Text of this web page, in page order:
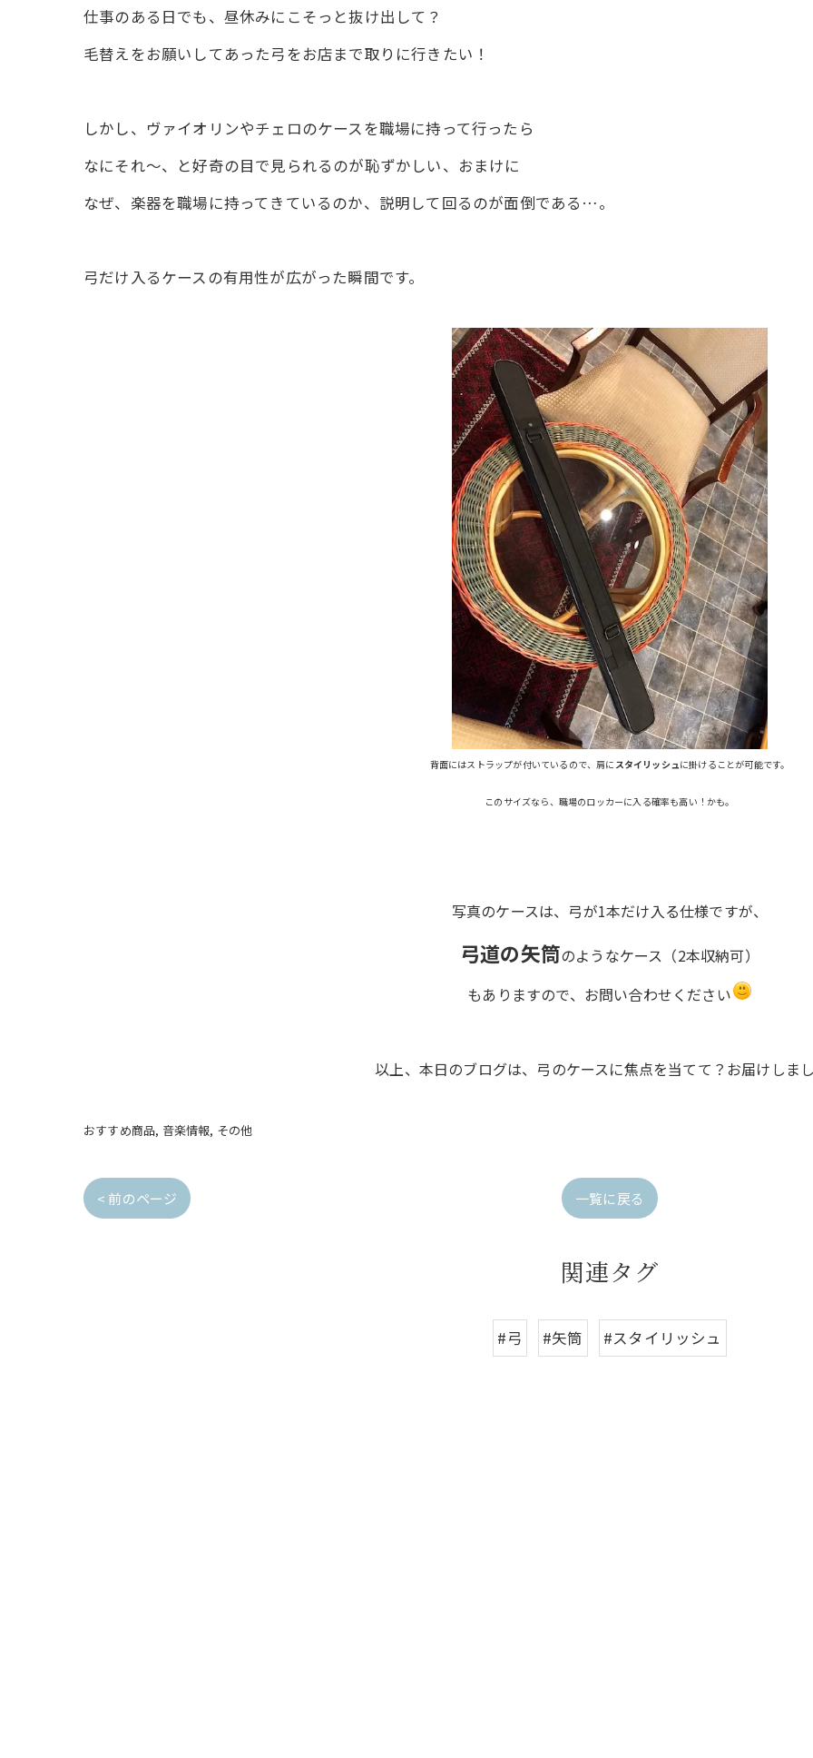
仕事のある日でも、昼休みにこそっと抜け出して？
毛替えをお願いしてあった弓をお店まで取りに行きたい！
しかし、ヴァイオリンやチェロのケースを職場に持って行ったら
なにそれ～、と好奇の目で見られるのが恥ずかしい、おまけに
なぜ、楽器を職場に持ってきているのか、説明して回るのが面倒である…。
弓だけ入るケースの有用性が広がった瞬間です。
背面にはストラップが付いているので、肩に スタイリッシュに掛けることが可能です。
このサイズなら、職場のロッカーに入る確率も高い！かも。
写真のケースは、弓が1本だけ入る仕様ですが、
弓道の矢筒のようなケース（2本収納可）
もありますので、お問い合わせください
以上、本日のブログは、弓のケースに焦点を当てて？お届けしま
おすすめ商品 音楽情報 その他
< 前のページ 一覧に戻る
関連タグ
#弓 #矢筒 #スタイリッシュ